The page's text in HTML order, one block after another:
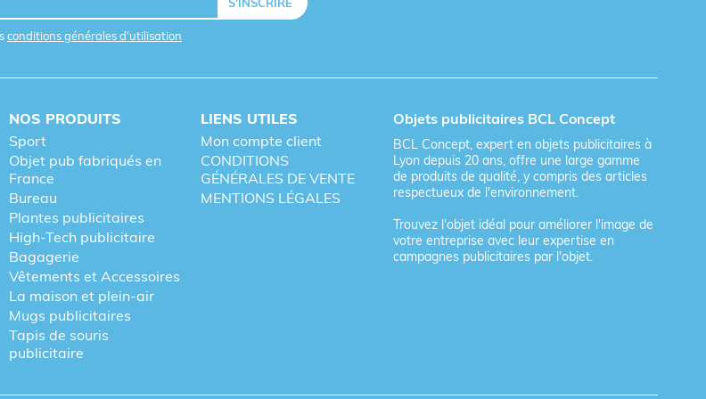
sous-estimé. Offrir un
un code vestimentaire commun.
peut même ajouter une dimension éthique et engagée qui résonne avec les valeurs des
conditions générales d'utilisation
NOS PRODUITS
Sport
Objet pub fabriqués en
France
Bureau
Plantes publicitaires
High-Tech publicitaire
Bagagerie
Vêtements et Accessoires
La maison et plein-air
Mugs publicitaires
Tapis de souris
publicitaire
LIENS UTILES
Mon compte client
CONDITIONS
GÉNÉRALES DE VENTE
MENTIONS LÉGALES
Objets publicitaires BCL Concept
BCL Concept, expert en objets publicitaires à
Lyon depuis 20 ans, offre une large gamme
de produits de qualité, y compris des articles
respectueux de l'environnement.
Trouvez l'objet idéal pour améliorer l'image de
votre entreprise avec leur expertise en
campagnes publicitaires par l'objet.